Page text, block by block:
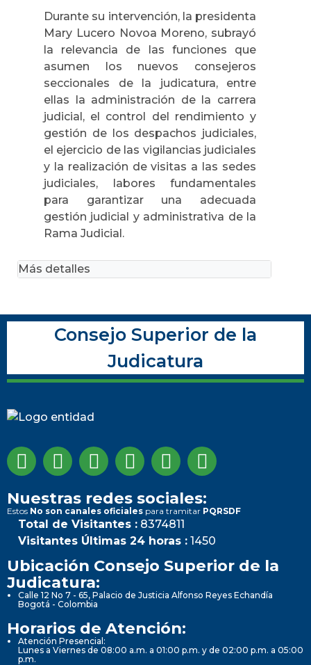
Durante su intervención, la presidenta
Mary Lucero Novoa Moreno, subrayó
la relevancia de las funciones que
asumen los nuevos consejeros
seccionales de la judicatura, entre
ellas la administración de la carrera
judicial, el control del rendimiento y
gestión de los despachos judiciales,
el ejercicio de las vigilancias judiciales
y la realización de visitas a las sedes
judiciales, labores fundamentales
para garantizar una adecuada
gestión judicial y administrativa de la
Rama Judicial.
Más detalles
Consejo Superior de la
Judicatura
Nuestras redes sociales:
Estos No son canales oficiales para tramitar PQRSDF
Total de Visitantes : 8374811
Visitantes Últimas 24 horas : 1450
Ubicación Consejo Superior de la
Judicatura:
Calle 12 No 7 - 65, Palacio de Justicia Alfonso Reyes Echandía
Bogotá - Colombia
Horarios de Atención:
Atención Presencial:
Lunes a Viernes de 08:00 a.m. a 01:00 p.m. y de 02:00 p.m. a 05:00
p.m.